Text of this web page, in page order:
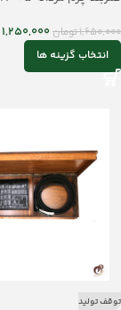
1,650,000تومان1,250,000
انتخاب گزینه ها
توقف تولید